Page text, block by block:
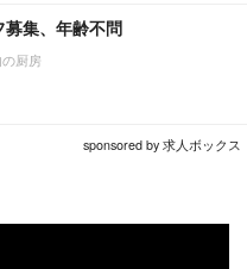
集、年齢不問
厨房
sponsored by 求人ボックス